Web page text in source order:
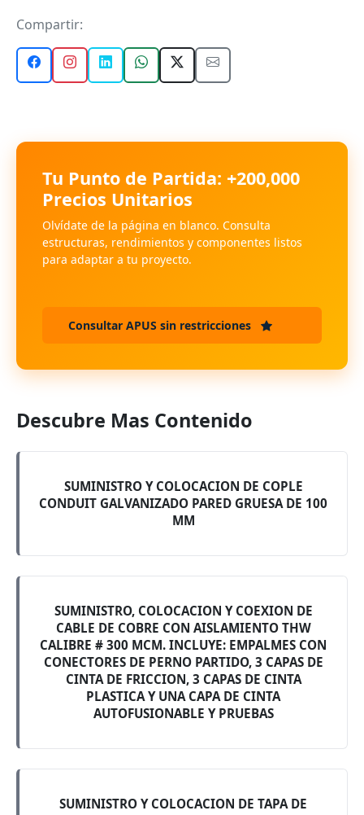
Compartir:
Tu Punto de Partida: +200,000
Precios Unitarios
Olvídate de la página en blanco. Consulta
estructuras, rendimientos y componentes listos
para adaptar a tu proyecto.
Consultar APUS sin restricciones
Descubre Mas Contenido
SUMINISTRO Y COLOCACION DE COPLE
CONDUIT GALVANIZADO PARED GRUESA DE 100
MM
SUMINISTRO, COLOCACION Y COEXION DE
CABLE DE COBRE CON AISLAMIENTO THW
CALIBRE # 300 MCM. INCLUYE: EMPALMES CON
CONECTORES DE PERNO PARTIDO, 3 CAPAS DE
CINTA DE FRICCION, 3 CAPAS DE CINTA
PLASTICA Y UNA CAPA DE CINTA
AUTOFUSIONABLE Y PRUEBAS
SUMINISTRO Y COLOCACION DE TAPA DE